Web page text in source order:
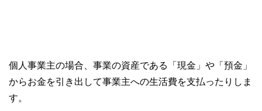
個人事業主の場合、事業の資産である「現金」や「預金」
からお金を引き出して事業主への生活費を支払ったりしま
す。